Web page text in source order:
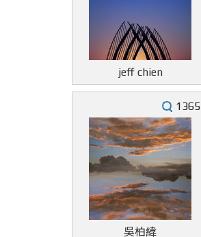
jeff chien
1365
吳柏緯